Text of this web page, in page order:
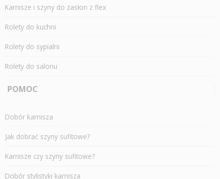
Karnisze i szyny do zasłon z flex
Rolety do kuchni
Rolety do sypialni
Rolety do salonu
POMOC
Dobór karnisza
Jak dobrać szyny sufitowe?
Karnisze czy szyny sufitowe?
Dobór stylistyki karnisza